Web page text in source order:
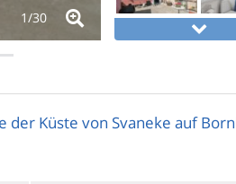
1/30
der Küste von Svaneke auf